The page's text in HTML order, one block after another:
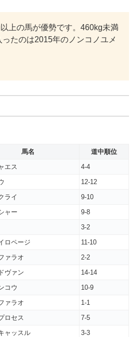
上の馬が優勢です。460kg未満
ったのは2015年のノンコノユメ
馬名 道中順位
エス
4-4
12-12
ライ 9-10
ャー
9-8
3-2
ロページ 11-10
ァラオ
2-2
ヴァン
14-14
コウ 10-9
ァラオ
1-1
ロセス
7-5
ャッスル 3-3